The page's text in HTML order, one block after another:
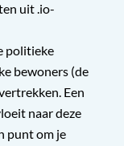
uit .io-
politieke
bewoners (de
Een
naar deze
punt om je